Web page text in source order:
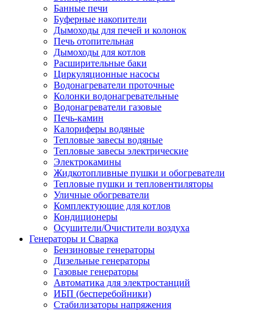
Банные печи
Буферные накопители
Дымоходы для печей и колонок
Печь отопительная
Дымоходы для котлов
Расширительные баки
Циркуляционные насосы
Водонагреватели проточные
Колонки водонагревательные
Водонагреватели газовые
Печь-камин
Калориферы водяные
Тепловые завесы водяные
Тепловые завесы электрические
Электрокамины
Жидкотопливные пушки и обогреватели
Тепловые пушки и тепловентиляторы
Уличные обогреватели
Комплектующие для котлов
Кондиционеры
Осушители/Очистители воздуха
Генераторы и Сварка
Бензиновые генераторы
Дизельные генераторы
Газовые генераторы
Автоматика для электростанций
ИБП (бесперебойники)
Стабилизаторы напряжения